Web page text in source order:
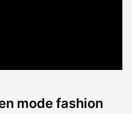
mode fashion